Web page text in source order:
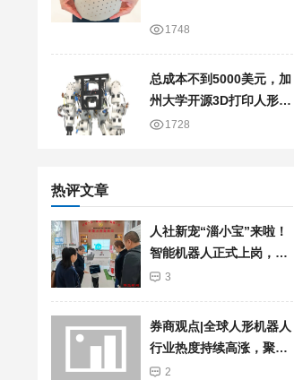
1748
总成本不到5000美元，加
州大学开源3D打印人形机
器人1728
热评文章
人社新宠“淄小宝”来啦！
智能机器人正式上岗，服
务再升级
3
券商观点|全球人形机器人
行业热度持续高涨，聚焦
加快行业发展步伐
2